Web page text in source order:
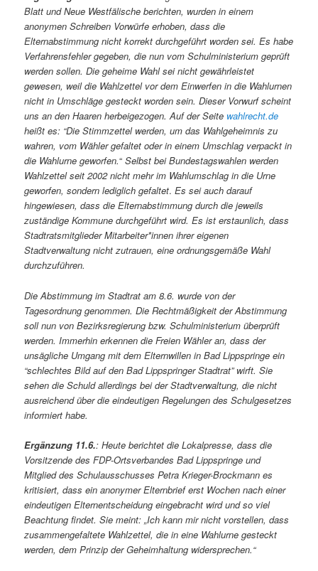
Blatt und Neue Westfälische berichten, wurden in einem
anonymen Schreiben Vorwürfe erhoben, dass die
Elternabstimmung nicht korrekt durchgeführt worden sei. Es habe
Verfahrensfehler gegeben, die nun vom Schulministerium geprüft
werden sollen. Die geheime Wahl sei nicht gewährleistet
gewesen, weil die Wahlzettel vor dem Einwerfen in die Wahlurnen
nicht in Umschläge gesteckt worden sein. Dieser Vorwurf scheint
uns an den Haaren herbeigezogen. Auf der Seite wahlrecht.de
heißt es: “Die Stimmzettel werden, um das Wahlgeheimnis zu
wahren, vom Wähler gefaltet oder in einem Umschlag verpackt in
die Wahlurne geworfen.“ Selbst bei Bundestagswahlen werden
Wahlzettel seit 2002 nicht mehr im Wahlumschlag in die Urne
geworfen, sondern lediglich gefaltet.Es sei auch darauf
hingewiesen, dass die Elternabstimmung durch die jeweils
zuständige Kommune durchgeführt wird. Es ist erstaunlich, dass
Stadtratsmitglieder Mitarbeiter*innen ihrer eigenen
Stadtverwaltung nicht zutrauen, eine ordnungsgemäße Wahl
durchzuführen.
Die Abstimmung im Stadtrat am 8.6. wurde von der
Tagesordnung genommen. Die Rechtmäßigkeit der Abstimmung
soll nun von Bezirksregierung bzw. Schulministerium überprüft
werden. Immerhin erkennen die Freien Wähler an, dass der
unsägliche Umgang mit dem Elternwillen in Bad Lippspringe ein
“schlechtes Bild auf den Bad Lippspringer Stadtrat” wirft. Sie
sehen die Schuld allerdings bei der Stadtverwaltung, die nicht
ausreichend über die eindeutigen Regelungen des Schulgesetzes
informiert habe.
Ergänzung 11.6.: Heute berichtet die Lokalpresse, dass die
Vorsitzende des FDP-Ortsverbandes Bad Lippspringe und
Mitglied des Schulausschusses Petra Krieger-Brockmann es
kritisiert, dass ein anonymer Elternbrief erst Wochen nach einer
eindeutigen Elternentscheidung eingebracht wird und so viel
Beachtung findet. Sie meint: „Ich kann mir nicht vorstellen, dass
zusammengefaltete Wahlzettel, die in eine Wahlurne gesteckt
werden, dem Prinzip der Geheimhaltung widersprechen.“